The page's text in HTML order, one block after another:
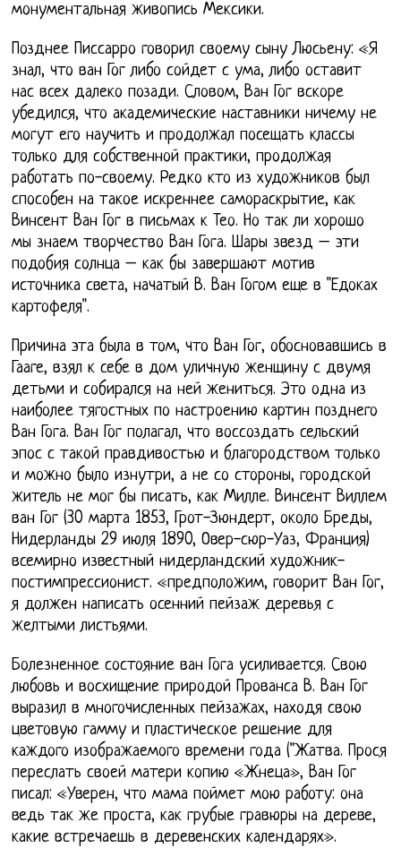
монументальная живопись Мексики.
Позднее Писсарро говорил своему сыну Люсьену: «Я
знал, что ван Гог либо сойдет с ума, либо оставит
нас всех далеко позади. Словом, Ван Гог вскоре
убедился, что академические наставники ничему не
могут его научить и продолжал посещать классы
только для собственной практики, продолжая
работать по-своему. Редко кто из художников был
способен на такое искреннее самораскрытие, как
Винсент Ван Гог в письмах к Тео. Но так ли хорошо
мы знаем творчество Ван Гога. Шары звезд – эти
подобия солнца – как бы завершают мотив
источника света, начатый В. Ван Гогом еще в "Едоках
картофеля".
Причина эта была в том, что Ван Гог, обосновавшись в
Гааге, взял к себе в дом уличную женщину с двумя
детьми и собирался на ней жениться. Это одна из
наиболее тягостных по настроению картин позднего
Ван Гога. Ван Гог полагал, что воссоздать сельский
эпос с такой правдивостью и благородством только
и можно было изнутри, а не со стороны, городской
житель не мог бы писать, как Милле. Винсент Виллем
ван Гог (30 марта 1853, Грот-Зюндерт, около Бреды,
Нидерланды 29 июля 1890, Овер-сюр-Уаз, Франция)
всемирно известный нидерландский художник-
постимпрессионист. «предположим, говорит Ван Гог,
я должен написать осенний пейзаж деревья с
желтыми листьями.
Болезненное состояние ван Гога усиливается. Свою
любовь и восхищение природой Прованса В. Ван Гог
выразил в многочисленных пейзажах, находя свою
цветовую гамму и пластическое решение для
каждого изображаемого времени года ("Жатва. Прося
переслать своей матери копию «Жнеца», Ван Гог
писал: «Уверен, что мама поймет мою работу: она
ведь так же проста, как грубые гравюры на дереве,
какие встречаешь в деревенских календарях».